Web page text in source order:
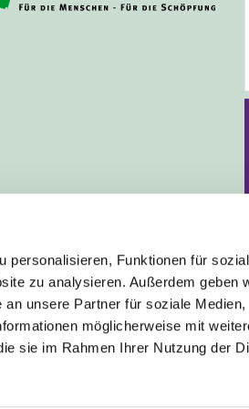
personalisieren, Funktionen für
zu analysieren. Außerdem geben
unsere Partner für soziale Medien,
möglicherweise mit
sie im Rahmen Ihrer Nutzung der
Deutsch
ChurchDesk-